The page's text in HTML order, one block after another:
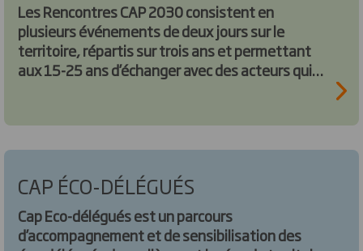
Les Rencontres CAP 2030 consistent en
plusieurs événements de deux jours sur le
territoire, répartis sur trois ans et permettant
aux 15-25 ans d’échanger avec des acteurs qui
militantes, associations, artistes, scientifiques.
CAP ÉCO-DÉLÉGUÉS
Cap Eco-délégués est un parcours
d’accompagnement et de sensibilisation des